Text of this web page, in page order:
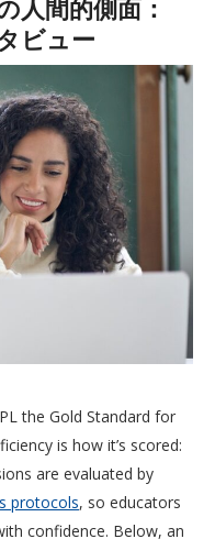
人間的側面：
ビュー
the Gold Standard for
is how it’s scored:
are evaluated by
protocols, so educators
confidence. Below, an